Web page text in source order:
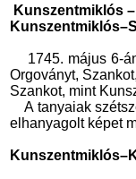
Kunszentmiklós
1745. május 6-
Orgoványt,
Szankot, mint
A tanyaiak
elhanyagolt képet